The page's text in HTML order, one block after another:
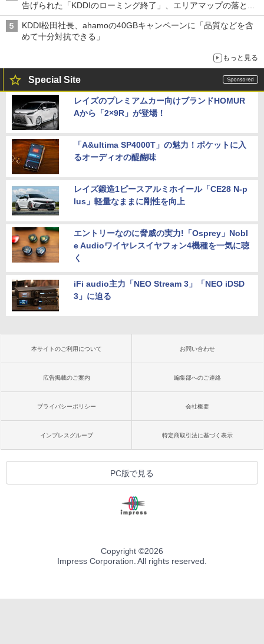
告げられた「KDDIのローミング終了」、エリアマップの落とし
穴と楽天モバイルの課題
KDDI松田社長、ahamoの40GBキャンペーンに「品質などを含
めて十分対抗できる」
もっと見る
Special Site
レイズのプレミアムカー向けブランドHOMUR
Aから「2×9R」が登場！
「A&ultima SP4000T」の魅力！ポケットに入
るオーディオの醍醐味
レイズ鍛造1ピースアルミホイール「CE28 N-p
lus」軽量なままに剛性を向上
エントリーなのに脅威の実力!「Osprey」Nobl
e Audioワイヤレスイヤフォン4機種を一気に聴
く
iFi audio主力「NEO Stream 3」「NEO iDSD
3」に迫る
本サイトのご利用について お問い合わせ
広告掲載のご案内 編集部へのご連絡
プライバシーポリシー 会社概要
インプレスグループ 特定商取引法に基づく表示
PC版で見る
Copyright ©2026
Impress Corporation. All rights reserved.